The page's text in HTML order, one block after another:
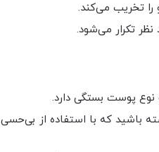
را تخریب می‌کند.
نظر تکرار می‌شود.
نوع پوست بستگی دارد.
باشید که با استفاده از بی‌حسی